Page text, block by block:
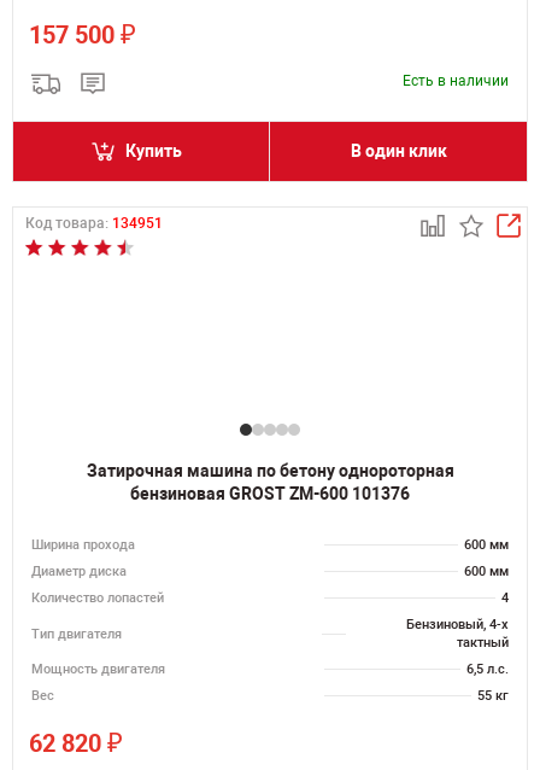
157 500 ₽
Есть в наличии
Купить В один клик
Код товара: 134951
Затирочная машина по бетону однороторная
бензиновая GROST ZM-600 101376
Ширина прохода
600 мм
Диаметр диска
600 мм
Количество лопастей
4
Тип двигателя
Бензиновый, 4-х
тактный
Мощность двигателя
6,5 л.с.
Вес
55 кг
62 820 ₽